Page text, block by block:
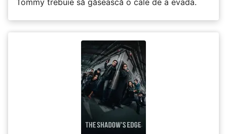
Tommy trebuie să găsească o cale de a evada.